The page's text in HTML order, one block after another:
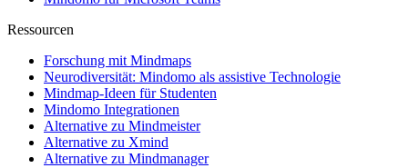
Ressourcen
Forschung mit Mindmaps
Neurodiversität: Mindomo als assistive Technologie
Mindmap-Ideen für Studenten
Mindomo Integrationen
Alternative zu Mindmeister
Alternative zu Xmind
Alternative zu Mindmanager